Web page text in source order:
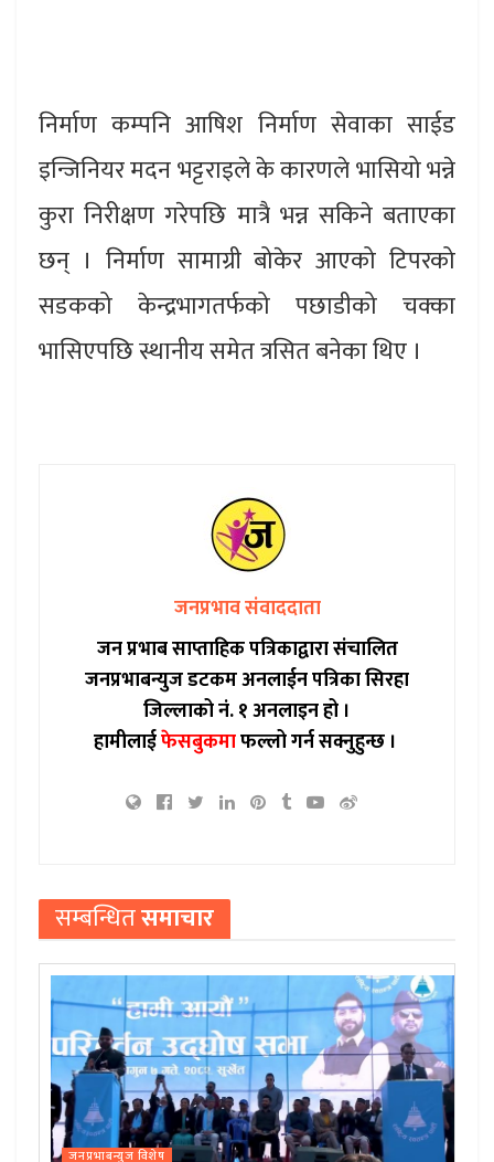
निर्माण कम्पनि आषिश निर्माण सेवाका साईड
इन्जिनियर मदन भट्टराइले के कारणले भासियो भन्ने
कुरा निरीक्षण गरेपछि मात्रै भन्न सकिने बताएका
छन् । निर्माण सामाग्री बोकेर आएको टिपरको
सडकको केन्द्रभागतर्फको पछाडीको चक्का
भासिएपछि स्थानीय समेत त्रसित बनेका थिए ।
जनप्रभाव संवाददाता
जन प्रभाब साप्ताहिक पत्रिकाद्वारा संचालित
जनप्रभाबन्युज डटकम अनलाईन पत्रिका सिरहा
जिल्लाको नं. १ अनलाइन हो ।
हामीलाईफेसबुकमाफल्लो गर्न सक्नुहुन्छ ।
सम्बन्धितसमाचार
जनप्रभाबन्युज विशेष